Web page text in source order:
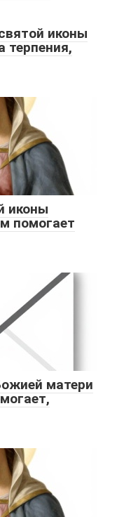
иконы
терпения,
иконы
помогает
матери